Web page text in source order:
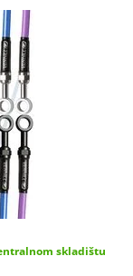
skladištu